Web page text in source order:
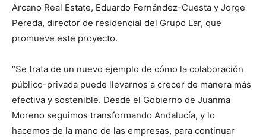
Arcano Real Estate, Eduardo Fernández-Cuesta y Jorge
Pereda, director de residencial del Grupo Lar, que
promueve este proyecto.
“Se trata de un nuevo ejemplo de cómo la colaboración
público-privada puede llevarnos a crecer de manera más
efectiva y sostenible. Desde el Gobierno de Juanma
Moreno seguimos transformando Andalucía, y lo
hacemos de la mano de las empresas, para continuar